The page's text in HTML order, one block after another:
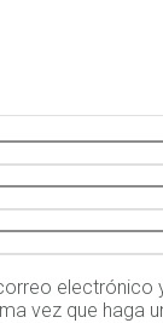
electrónico
vez que haga